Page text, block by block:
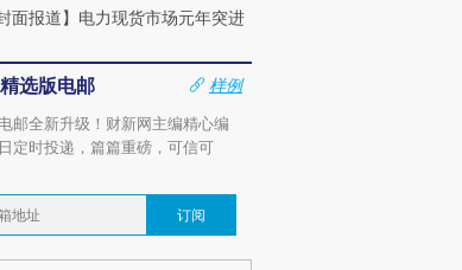
封面报道】电力现货市场元年突进
选版电邮
样例
邮全新升级！财新网主编精心编
定时投递，篇篇重磅，可信可
订阅